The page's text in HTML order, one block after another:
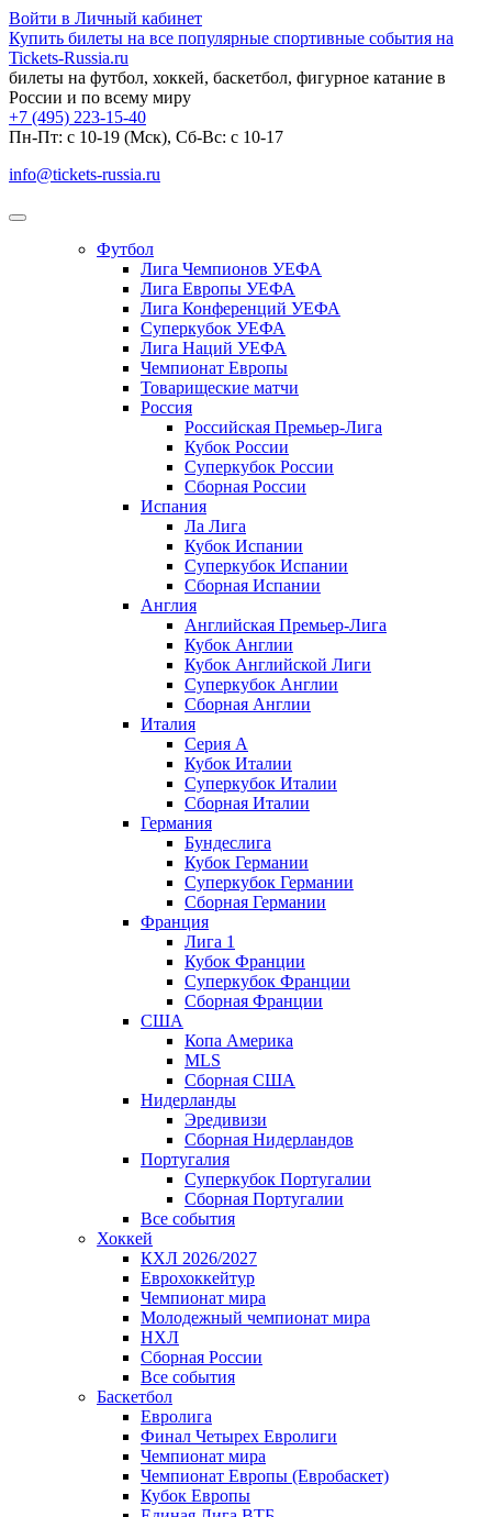
Войти в Личный кабинет
Купить билеты на все популярные спортивные события на
Tickets-Russia.ru
билеты на футбол, хоккей, баскетбол, фигурное катание в
России и по всему миру
+7 (495) 223-15-40
Пн-Пт: c 10-19 (Мск), Сб-Вс: с 10-17
info@tickets-russia.ru
Футбол
Лига Чемпионов УЕФА
Лига Европы УЕФА
Лига Конференций УЕФА
Суперкубок УЕФА
Лига Наций УЕФА
Чемпионат Европы
Товарищеские матчи
Россия
Российская Премьер-Лига
Кубок России
Суперкубок России
Сборная России
Испания
Ла Лига
Кубок Испании
Суперкубок Испании
Сборная Испании
Англия
Английская Премьер-Лига
Кубок Англии
Кубок Английской Лиги
Суперкубок Англии
Сборная Англии
Италия
Серия А
Кубок Италии
Суперкубок Италии
Сборная Италии
Германия
Бундеслига
Кубок Германии
Суперкубок Германии
Сборная Германии
Франция
Лига 1
Кубок Франции
Суперкубок Франции
Сборная Франции
США
Копа Америка
MLS
Сборная США
Нидерланды
Эредивизи
Сборная Нидерландов
Португалия
Суперкубок Португалии
Сборная Португалии
Все события
Хоккей
КХЛ 2026/2027
Еврохоккейтур
Чемпионат мира
Молодежный чемпионат мира
НХЛ
Сборная России
Все события
Баскетбол
Евролига
Финал Четырех Евролиги
Чемпионат мира
Чемпионат Европы (Евробаскет)
Кубок Европы